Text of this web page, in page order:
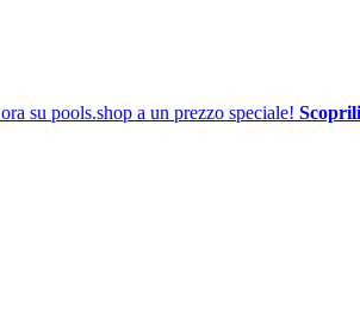
su pools.shop a un prezzo speciale!